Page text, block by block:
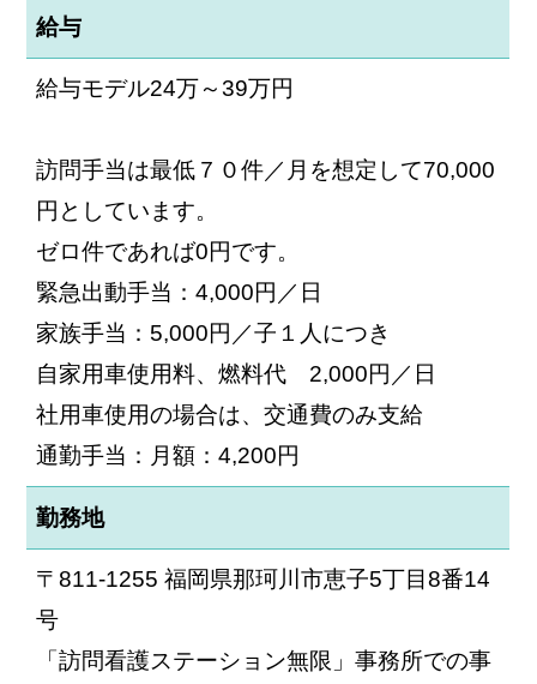
給与
給与モデル24万～39万円
訪問手当は最低７０件／月を想定して70,000
円としています。
ゼロ件であれば0円です。
緊急出動手当：4,000円／日
家族手当：5,000円／子１人につき
自家用車使用料、燃料代 2,000円／日
社用車使用の場合は、交通費のみ支給
通勤手当：月額：4,200円
勤務地
〒811-1255 福岡県那珂川市恵子5丁目8番14
号
「訪問看護ステーション無限」事務所での事